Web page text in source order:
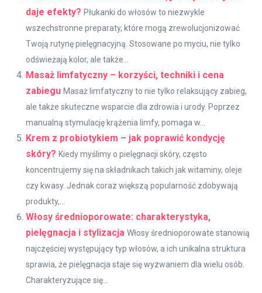
daje efekty? Płukanki do włosów to niezwykle
wszechstronne preparaty, które mogą zrewolucjonizować
Twoją rutynę pielęgnacyjną. Stosowane po myciu, nie tylko
odświeżają kolor, ale także...
Masaż limfatyczny – korzyści, techniki i cena
zabiegu Masaż limfatyczny to nie tylko relaksujący zabieg,
ale także skuteczne wsparcie dla zdrowia i urody. Poprzez
manualną stymulację krążenia limfy, pomaga w...
Krem z probiotykiem – jak poprawić kondycję
skóry? Kiedy myślimy o pielęgnacji skóry, często
koncentrujemy się na składnikach takich jak witaminy, oleje
czy kwasy. Jednak coraz większą popularność zdobywają
produkty,...
Włosy średnioporowate: charakterystyka,
pielęgnacja i stylizacja Włosy średnioporowate stanowią
najczęściej występujący typ włosów, a ich unikalna struktura
sprawia, że pielęgnacja staje się wyzwaniem dla wielu osób.
Charakteryzujące się...